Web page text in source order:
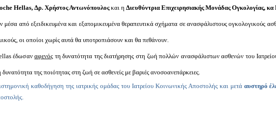
Hellas, Δρ. Χρήστος Αντωνόπουλοςκαι η Διευθύντρια Επιχειρησιακής Μονάδας Ογκολογίας,
από εξειδικευμένα και εξατομικευμένα θεραπευτικά σχήματα σε ανασφάλιστους ογκολογικούς
οι οποίοι χωρίς αυτά θα υποτροπιάσουν και θα πεθάνουν.
έδωσαναφενός τη δυνατότητα της διατήρησης στη ζωή πολλών ανασφάλιστων ασθενών του
δυνατότητα της ποιότητας στη ζωή σε ασθενείς με βαριές ανοσοανεπάρκειες.
καθοδήγηση της ιατρικής ομάδας του Ιατρείου Κοινωνικής Αποστολής και μετά αυστηρό